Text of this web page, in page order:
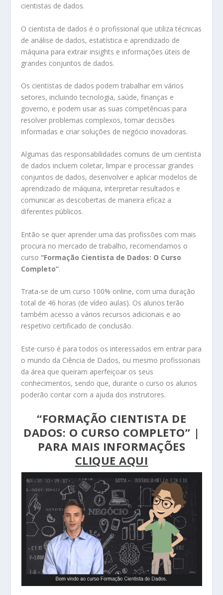
cientistas de dados.
O cientista de dados é o profissional que utiliza técnicas
de análise de dados, estatística e aprendizado de
máquina para extrair insights e informações úteis de
grandes conjuntos de dados.
Os cientistas de dados podem trabalhar em vários
setores, incluindo tecnologia, saúde, finanças e
governo, e podem usar as suas competências para
resolver problemas complexos, tomar decisões
informadas e criar soluções de negócio inovadoras.
Algumas das responsabilidades comuns de um cientista
de dados incluem coletar, limpar e processar grandes
conjuntos de dados, desenvolver e aplicar modelos de
aprendizado de máquina, interpretar resultados e
comunicar as descobertas de maneira eficaz a
diferentes públicos.
Então se quer aprender uma das profissões com mais
procura no mercado de trabalho, recomendamos o
curso “Formação Cientista de Dados: O Curso
Completo”.
Trata-se de um curso 100% online, com uma duração
total de 46 horas (de vídeo aulas). Os alunos terão
também acesso a vários recursos adicionais e ao
respetivo certificado de conclusão.
Este curso é para todos os interessados em entrar para
o mundo da Ciência de Dados, ou mesmo profissionais
da área que queiram aperfeiçoar os seus
conhecimentos, sendo que, durante o curso os alunos
poderão contar com a ajuda dos instrutores.
“FORMAÇÃO CIENTISTA DE
DADOS: O CURSO COMPLETO” |
PARA MAIS INFORMAÇÕES
CLIQUE AQUI